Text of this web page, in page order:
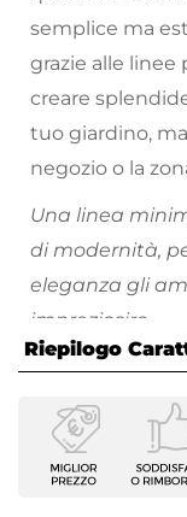
semplice ma
grazie alle
creare
tuo giardino,
negozio o la
Una linea
di modernità,
eleganza gli
impreziosire.
Scopri tutti i
a riempire i
colorati!
Riepilogo
Caratteristiche
Tipologia
Portavaso